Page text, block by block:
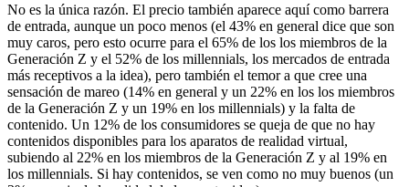
No es la única razón. El precio también aparece aquí como barrera
de entrada, aunque un poco menos (el 43% en general dice que son
muy caros, pero esto ocurre para el 65% de los los miembros de la
Generación Z y el 52% de los millennials, los mercados de entrada
más receptivos a la idea), pero también el temor a que cree una
sensación de mareo (14% en general y un 22% en los los miembros
de la Generación Z y un 19% en los millennials) y la falta de
contenido. Un 12% de los consumidores se queja de que no hay
contenidos disponibles para los aparatos de realidad virtual,
subiendo al 22% en los miembros de la Generación Z y al 19% en
los millennials. Si hay contenidos, se ven como no muy buenos (un